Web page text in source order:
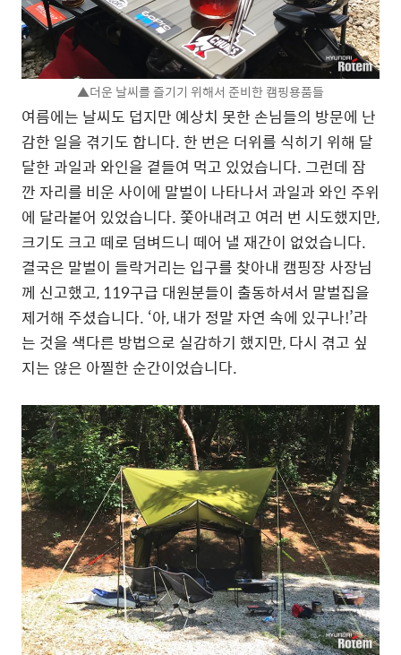
▲더운 날씨를 즐기기 위해서 준비한 캠핑용품들
여름에는 날씨도 덥지만 예상치 못한 손님들의 방문에 난
감한 일을 겪기도 합니다. 한 번은 더위를 식히기 위해 달
달한 과일과 와인을 곁들여 먹고 있었습니다. 그런데 잠
깐 자리를 비운 사이에 말벌이 나타나서 과일과 와인 주위
에 달라붙어 있었습니다. 쫓아내려고 여러 번 시도했지만,
크기도 크고 떼로 덤벼드니 떼어 낼 재간이 없었습니다.
결국은 말벌이 들락거리는 입구를 찾아내 캠핑장 사장님
께 신고했고, 119구급 대원분들이 출동하셔서 말벌집을
제거해 주셨습니다. ‘아, 내가 정말 자연 속에 있구나!’라
는 것을 색다른 방법으로 실감하기 했지만, 다시 겪고 싶
지는 않은 아찔한 순간이었습니다.